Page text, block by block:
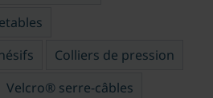
Colliers de pression
Velcro® serre-câbles